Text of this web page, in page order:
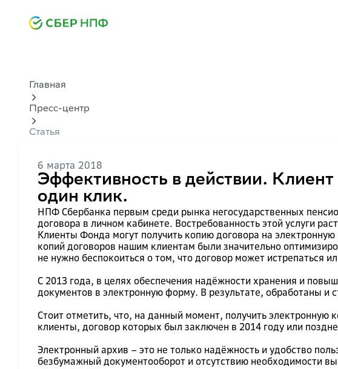
Главная
Пресс-центр
Статья
6 марта 2018
Эффективность в действии.
один клик.
НПФ Сбербанка первым среди рынка негосударственных
договора в личном кабинете. Востребованность этой услуги
Клиенты Фонда могут получить копию договора на
копий договоров нашим клиентам были значительно
не нужно беспокоиться о том, что договор может истрепаться
С 2013 года, в целях обеспечения надёжности хранения и
документов в электронную форму. В результате, обработаны
Стоит отметить, что, на данный момент, получить
клиенты, договор которых был заключен в 2014 году или
Электронный архив – это не только надёжность и удобство
безбумажный документооборот и отсутствию необходимости